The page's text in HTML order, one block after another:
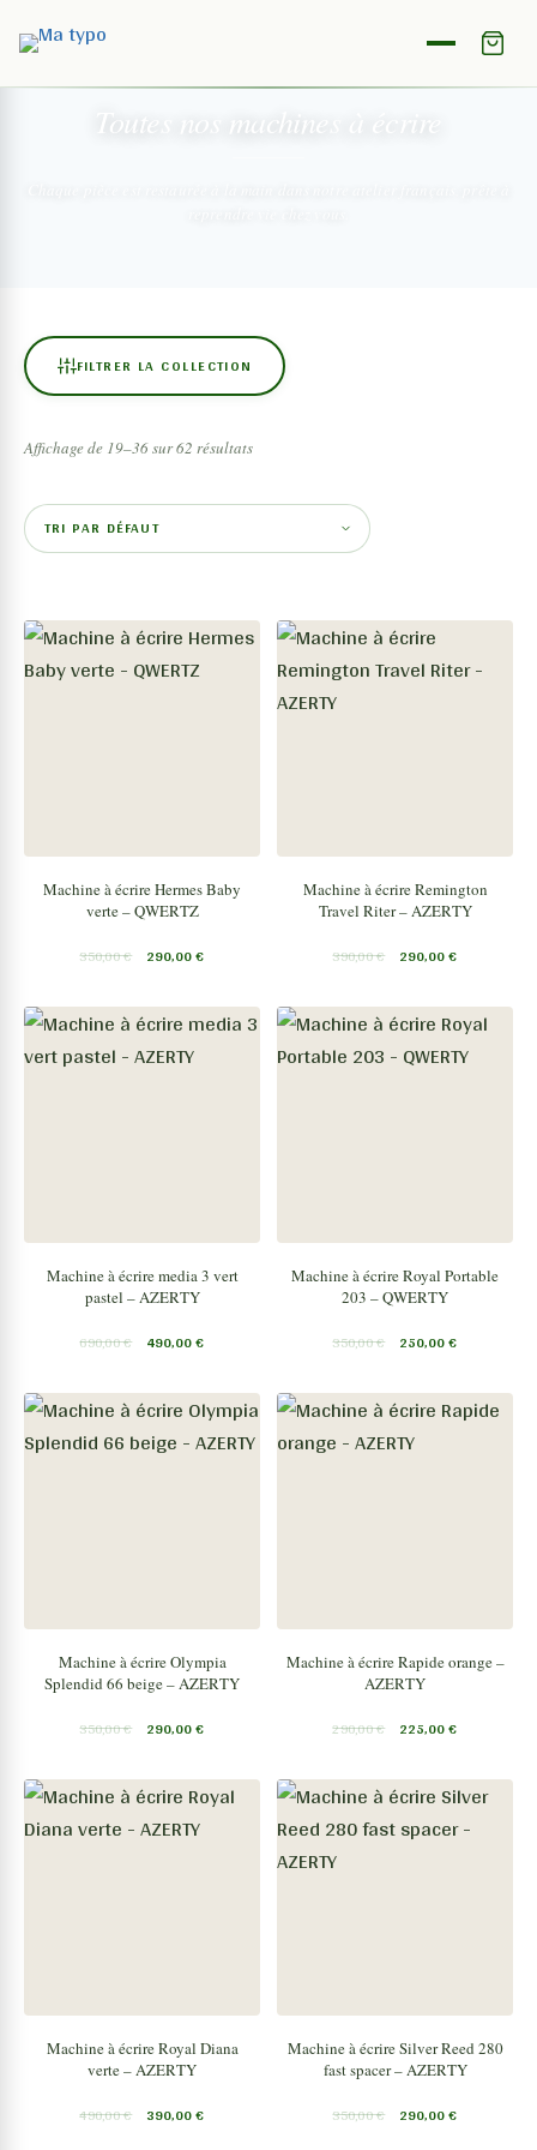
Toutes nos machines
FILTRER LA COLLECTION
Affichage de 19–36 sur 62 résultats
Machine à écrire Hermes Baby
verte – QWERTZ
350,00€ 290,00€
Machine à écrire Remington
Travel Riter – AZERTY
390,00€ 290,00€
Machine à écrire media 3 vert
pastel – AZERTY
690,00€ 490,00€
Machine à écrire Royal Portable
203 – QWERTY
350,00€ 250,00€
Machine à écrire Olympia
Splendid 66 beige – AZERTY
350,00€ 290,00€
Machine à écrire Rapide orange –
AZERTY
290,00€ 225,00€
Machine à écrire Royal Diana
verte – AZERTY
490,00€ 390,00€
Machine à écrire Silver Reed 280
fast spacer – AZERTY
350,00€ 290,00€